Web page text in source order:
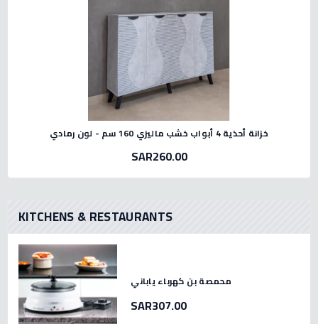
خزانة أحذية 4 أبواب خشب ماليزي 160 سم - لون رمادي
SAR260.00
KITCHENS & RESTAURANTS
محمصة بن كهرباء ياباني
SAR307.00